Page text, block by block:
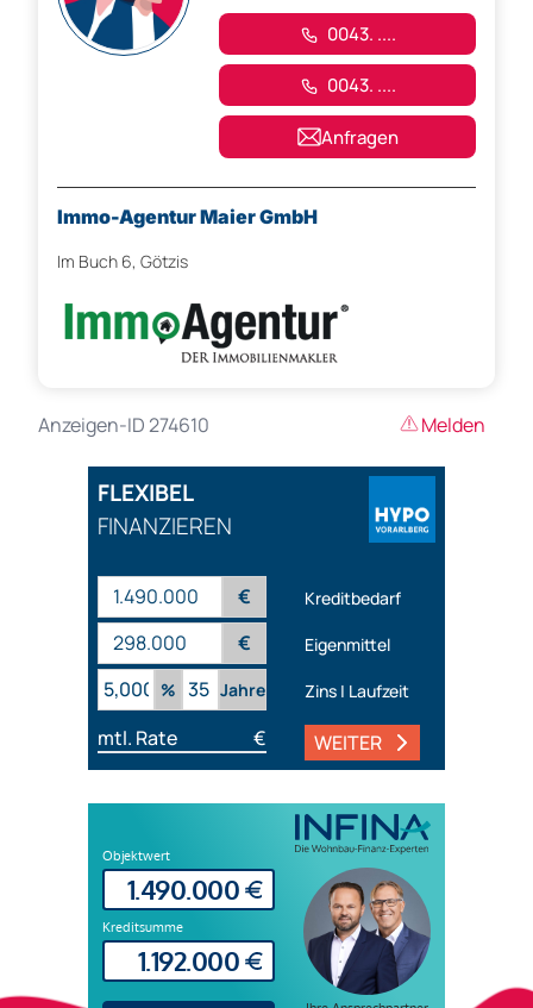
0043. ....
0043. ....
Anfragen
Immo-Agentur Maier GmbH
Im Buch 6, Götzis
Anzeigen-ID 274610 Melden
FLEXIBEL
FINANZIEREN
€ Kreditbedarf
€
Eigenmittel
%
Jahre Zins | Laufzeit
mtl. Rate € WEITER